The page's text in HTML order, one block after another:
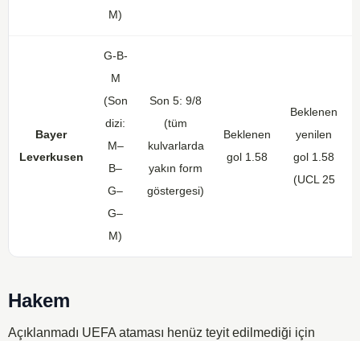
M)
Bayer
Leverkusen
G-B-
M
(Son
dizi:
M–
B–
G–
G–
M)
Son 5: 9/8
(tüm
kulvarlarda
yakın form
göstergesi)
Beklenen
gol 1.58
Beklenen
yenilen
gol 1.58
(UCL 25
Hakem
Açıklanmadı UEFA ataması henüz teyit edilmediği için